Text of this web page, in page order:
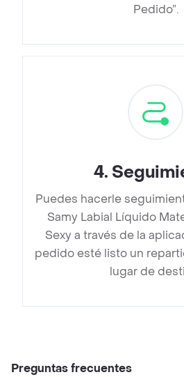
Pedido”.
4.
Puedes hacerle
Samy Labial Líquido
Sexy a través de la
pedido esté listo un
lugar de
Preguntas frecuentes